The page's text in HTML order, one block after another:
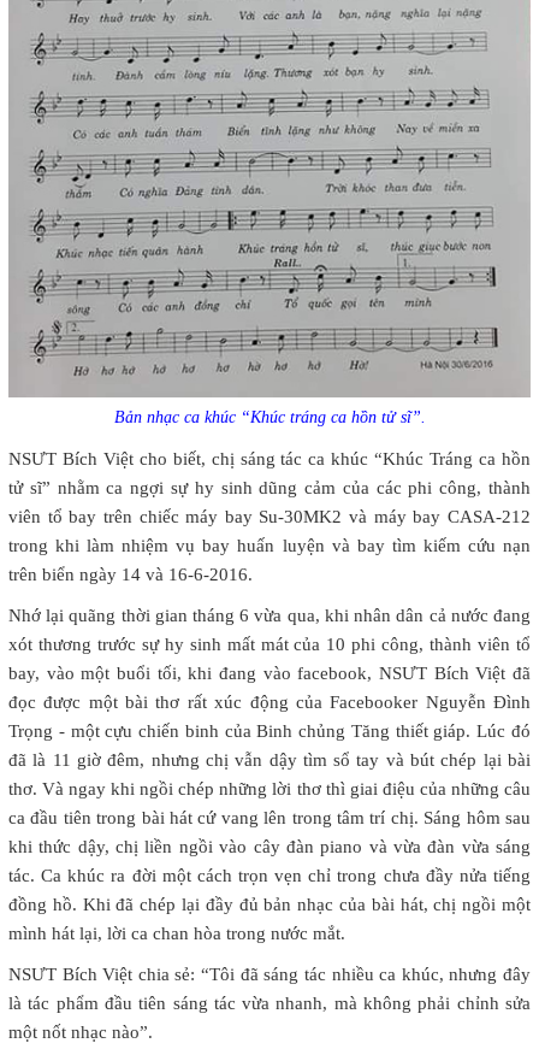
Bản nhạc ca khúc “Khúc tráng ca hồn tử sĩ”.
NSƯT Bích Việt cho biết, chị sáng tác ca khúc “Khúc Tráng ca hồn
tử sĩ” nhằm ca ngợi sự hy sinh dũng cảm của các phi công, thành
viên tổ bay trên chiếc máy bay Su-30MK2 và máy bay CASA-212
trong khi làm nhiệm vụ bay huấn luyện và bay tìm kiếm cứu nạn
trên biển ngày 14 và 16-6-2016.
Nhớ lại quãng thời gian tháng 6 vừa qua, khi nhân dân cả nước đang
xót thương trước sự hy sinh mất mát của 10 phi công, thành viên tổ
bay, vào một buổi tối, khi đang vào facebook, NSƯT Bích Việt đã
đọc được một bài thơ rất xúc động của Facebooker Nguyễn Đình
Trọng - một cựu chiến binh của Binh chủng Tăng thiết giáp. Lúc đó
đã là 11 giờ đêm, nhưng chị vẫn dậy tìm sổ tay và bút chép lại bài
thơ. Và ngay khi ngồi chép những lời thơ thì giai điệu của những câu
ca đầu tiên trong bài hát cứ vang lên trong tâm trí chị. Sáng hôm sau
khi thức dậy, chị liền ngồi vào cây đàn piano và vừa đàn vừa sáng
tác. Ca khúc ra đời một cách trọn vẹn chỉ trong chưa đầy nửa tiếng
đồng hồ. Khi đã chép lại đầy đủ bản nhạc của bài hát, chị ngồi một
mình hát lại, lời ca chan hòa trong nước mắt.
NSƯT Bích Việt chia sẻ: “Tôi đã sáng tác nhiều ca khúc, nhưng đây
là tác phẩm đầu tiên sáng tác vừa nhanh, mà không phải chỉnh sửa
một nốt nhạc nào”.